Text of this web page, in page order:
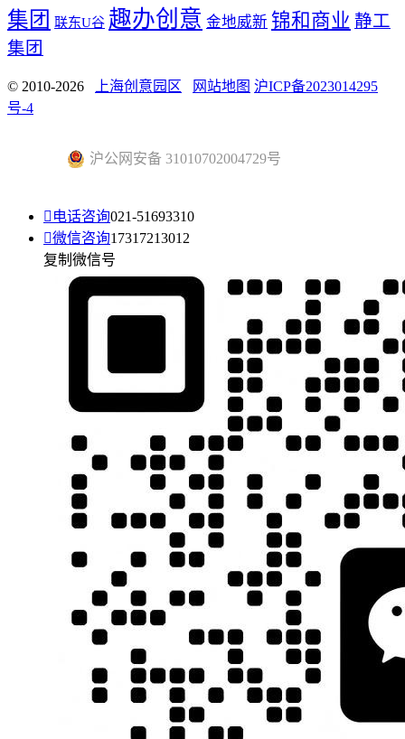
集团 联东U谷 趣办创意 金地威新 锦和商业 静工
集团
© 2010-2026 上海创意园区 网站地图 沪ICP备2023014295
号-4
沪公网安备 31010702004729号
 电话咨询021-51693310
微信咨询17317213012
复制微信号